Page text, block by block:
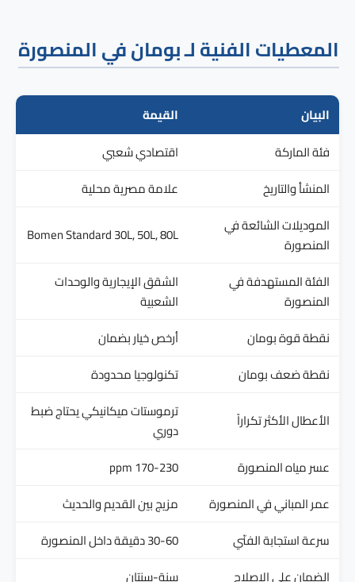
المعطيات الفنية لـ بومان في المنصورة
البيان
القيمة
فئة الماركة
اقتصادي شعبي
المنشأ والتاريخ
علامة مصرية محلية
الموديلات الشائعة في
المنصورة
Bomen Standard 30L, 50L, 80L
الفئة المستهدفة في
المنصورة
الشقق الإيجارية والوحدات
الشعبية
نقطة قوة بومان
أرخص خيار بضمان
نقطة ضعف بومان
تكنولوجيا محدودة
الأعطال الأكثر تكراراً
ترموستات ميكانيكي يحتاج ضبط
دوري
عسر مياه المنصورة
170-230 ppm
عمر المباني في المنصورة
مزيج بين القديم والحديث
سرعة استجابة الفنّي
30-60 دقيقة داخل المنصورة
الضمان على الإصلاح
سنة-سنتان